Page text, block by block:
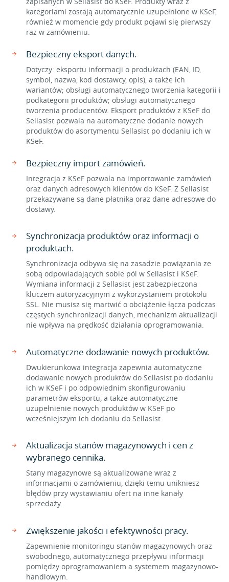
kategoriami zostają automatycznie uzupełnione w KSeF,
również w momencie gdy produkt pojawi się pierwszy
raz w zamówieniu.
Bezpieczny eksport danych.
Dotyczy: eksportu informacji o produktach (EAN, ID,
symbol, nazwa, kod dostawcy, opis), a także ich
wariantów; obsługi automatycznego tworzenia kategorii i
podkategorii produktów; obsługi automatycznego
tworzenia producentów. Eksport produktów z KSeF do
Sellasist pozwala na automatyczne dodanie nowych
produktów do asortymentu Sellasist po dodaniu ich w
KSeF.
Bezpieczny import zamówień.
Integracja z KSeF pozwala na importowanie zamówień
oraz danych adresowych klientów do KSeF. Z Sellasist
przekazywane są dane płatnika oraz dane adresowe do
dostawy.
Synchronizacja produktów oraz informacji o
produktach.
Synchronizacja odbywa się na zasadzie powiązania ze
sobą odpowiadających sobie pól w Sellasist i KSeF.
Wymiana informacji z Sellasist jest zabezpieczona
kluczem autoryzacyjnym z wykorzystaniem protokołu
SSL. Nie musisz się martwić o obciążenie łącza podczas
częstych synchronizacji danych, mechanizm aktualizacji
nie wpływa na prędkość działania oprogramowania.
Automatyczne dodawanie nowych produktów.
Dwukierunkowa integracja zapewnia automatyczne
dodawanie nowych produktów do Sellasist po dodaniu
ich w KSeF i po odpowiednim skonfigurowaniu
parametrów eksportu, a także automatyczne
uzupełnienie nowych produktów w KSeF po
wcześniejszym ich dodaniu do Sellasist.
Aktualizacja stanów magazynowych i cen z
wybranego cennika.
Stany magazynowe są aktualizowane wraz z
informacjami o zamówieniu, dzięki temu unikniesz
błędów przy wystawianiu ofert na inne kanały
sprzedaży.
Zwiększenie jakości i efektywności pracy.
Zapewnienie monitoringu stanów magazynowych oraz
swobodnego, automatycznego przepływu informacji
pomiędzy oprogramowaniem a systemem magazynowo-
handlowym.